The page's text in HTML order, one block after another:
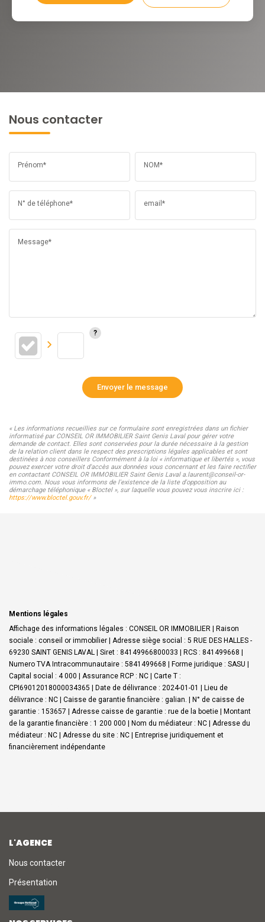
Nous contacter
Prénom* NOM*
N° de téléphone* email*
Message*
Envoyer le message
« Les informations recueillies sur ce formulaire sont enregistrées dans un fichier
informatisé par CONSEIL OR IMMOBILIER Saint Genis Laval pour gérer votre
demande de contact. Elles sont conservées pour la durée nécessaire à la gestion
de la relation client dans le respect des prescriptions légales applicables et sont
destinées à nos conseillers Conformément à la loi « informatique et libertés », vous
pouvez exercer votre droit d'accès aux données vous concernant et les faire rectifier
en contactant CONSEIL OR IMMOBILIER Saint Genis Laval a.laurent@conseil-or-
immo.com. Nous vous informons de l'existence de la liste d'opposition au
démarchage téléphonique « Bloctel », sur laquelle vous pouvez vous inscrire ici :
https://www.bloctel.gouv.fr/»
Mentions légales
Affichage des informations légales : CONSEIL OR IMMOBILIER | Raison
sociale : conseil or immobilier | Adresse siège social : 5 RUE DES HALLES -
69230 SAINT GENIS LAVAL | Siret : 84149966800033 | RCS : 841499668 |
Numero TVA Intracommunautaire : 5841499668 | Forme juridique : SASU |
Capital social : 4 000 | Assurance RCP : NC | Carte T :
CPI69012018000034365 | Date de délivrance : 2024-01-01 | Lieu de
délivrance : NC | Caisse de garantie financière : galian. | N° de caisse de
garantie : 153657 | Adresse caisse de garantie : rue de la boetie | Montant
de la garantie financière : 1 200 000 | Nom du médiateur : NC | Adresse du
médiateur : NC | Adresse du site : NC | Entreprise juridiquement et
financièrement indépendante
L'AGENCE
Nous contacter
Présentation